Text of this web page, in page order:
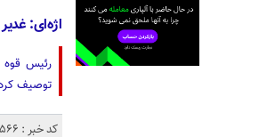
اژه‌ای:
رئیس قوه
توصیف
کد خبر : 1878566